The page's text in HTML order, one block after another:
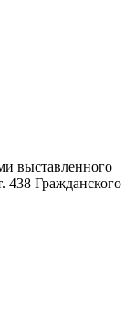
выставленного
438 Гражданского